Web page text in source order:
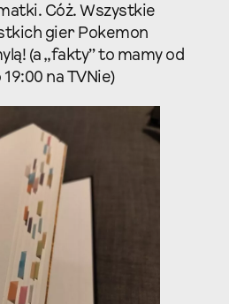
Cóż. Wszystkie
gier Pokemon
(a „fakty” to mamy od
na TVNie)